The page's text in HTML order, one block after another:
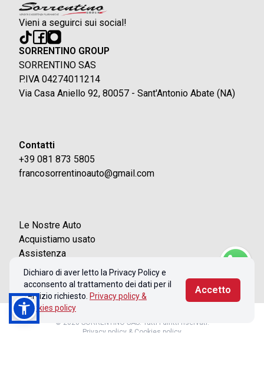
Vieni a seguirci sui social!
SORRENTINO GROUP
SORRENTINO SAS
P.IVA 04274011214
Via Casa Aniello 92, 80057 - Sant'Antonio Abate (NA)
Contatti
+39 081 873 5805
francosorrentinoauto@gmail.com
Le Nostre Auto
Acquistiamo usato
Assistenza
Contatti
Dichiaro di aver letto la Privacy Policy e
acconsento al trattamento dei dati per il
servizio richiesto. Privacy policy &
Cookies policy
Accetto
© 2026 SORRENTINO SAS. Tutti i diritti riservati.
Privacy policy & Cookies policy